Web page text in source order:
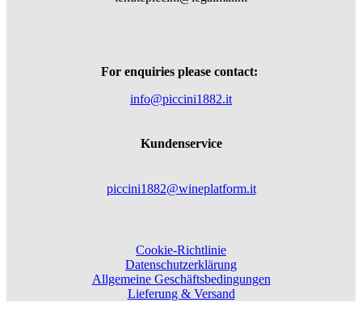
For enquiries please contact:
info@piccini1882.it
Kundenservice
piccini1882@wineplatform.it
Cookie-Richtlinie
Datenschutzerklärung
Allgemeine Geschäftsbedingungen
Lieferung & Versand